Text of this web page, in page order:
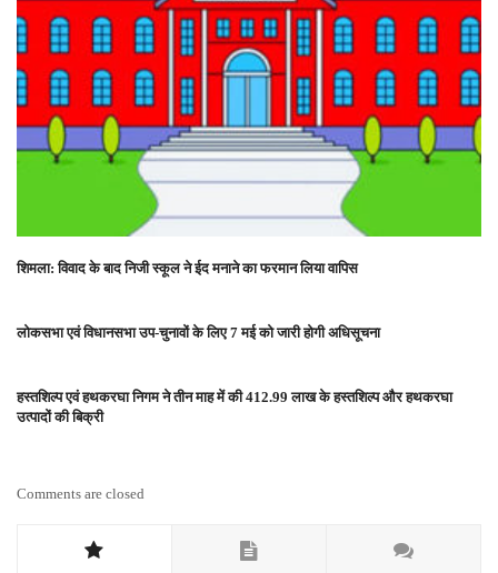
शिमला: विवाद के बाद निजी स्कूल ने ईद मनाने का फरमान लिया वापिस
लोकसभा एवं विधानसभा उप-चुनावों के लिए 7 मई को जारी होगी अधिसूचना
हस्तशिल्प एवं हथकरघा निगम ने तीन माह में की 412.99 लाख के हस्तशिल्प और हथकरघा
उत्पादों की बिक्री
Comments are closed